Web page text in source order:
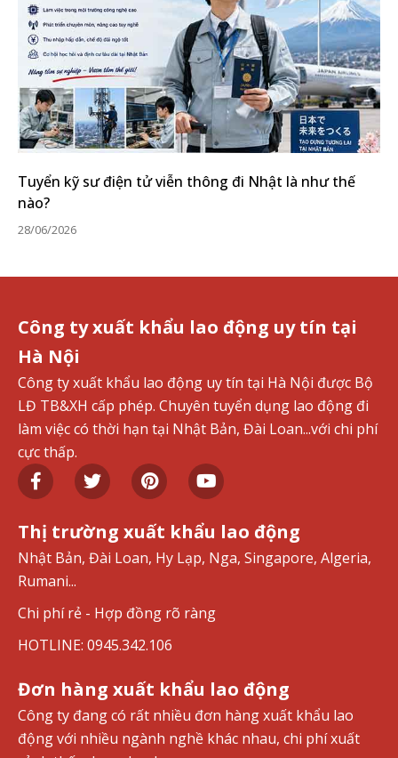
Tuyển kỹ sư điện tử viễn thông đi Nhật là như thế
nào?
28/06/2026
Công ty xuất khẩu lao động uy tín tại
Hà Nội
Công ty xuất khẩu lao động uy tín tại Hà Nội được Bộ
LĐ TB&XH cấp phép. Chuyên tuyển dụng lao động đi
làm việc có thời hạn tại Nhật Bản, Đài Loan...với chi phí
cực thấp.
Thị trường xuất khẩu lao động
Nhật Bản, Đài Loan, Hy Lạp, Nga, Singapore, Algeria,
Rumani...
Chi phí rẻ - Hợp đồng rõ ràng
HOTLINE: 0945.342.106
Đơn hàng xuất khẩu lao động
Công ty đang có rất nhiều đơn hàng xuất khẩu lao
động với nhiều ngành nghề khác nhau, chi phí xuất